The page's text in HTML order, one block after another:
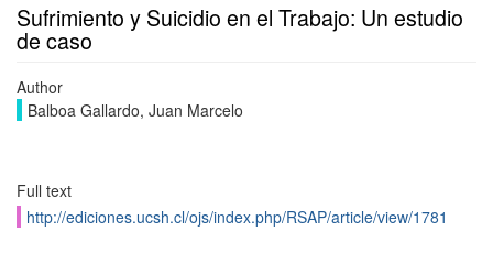
Sufrimiento y Suicidio en el Trabajo: Un estudio
de caso
Author
Balboa Gallardo, Juan Marcelo
Full text
http://ediciones.ucsh.cl/ojs/index.php/RSAP/article/view/1781